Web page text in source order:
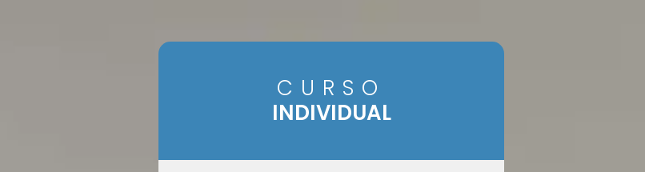
CURSO
INDIVIDUAL